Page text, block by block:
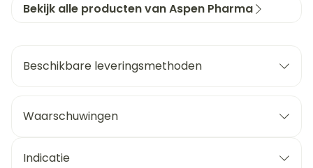
Bekijk alle producten van Aspen Pharma
Beschikbare leveringsmethoden
Waarschuwingen
Indicatie